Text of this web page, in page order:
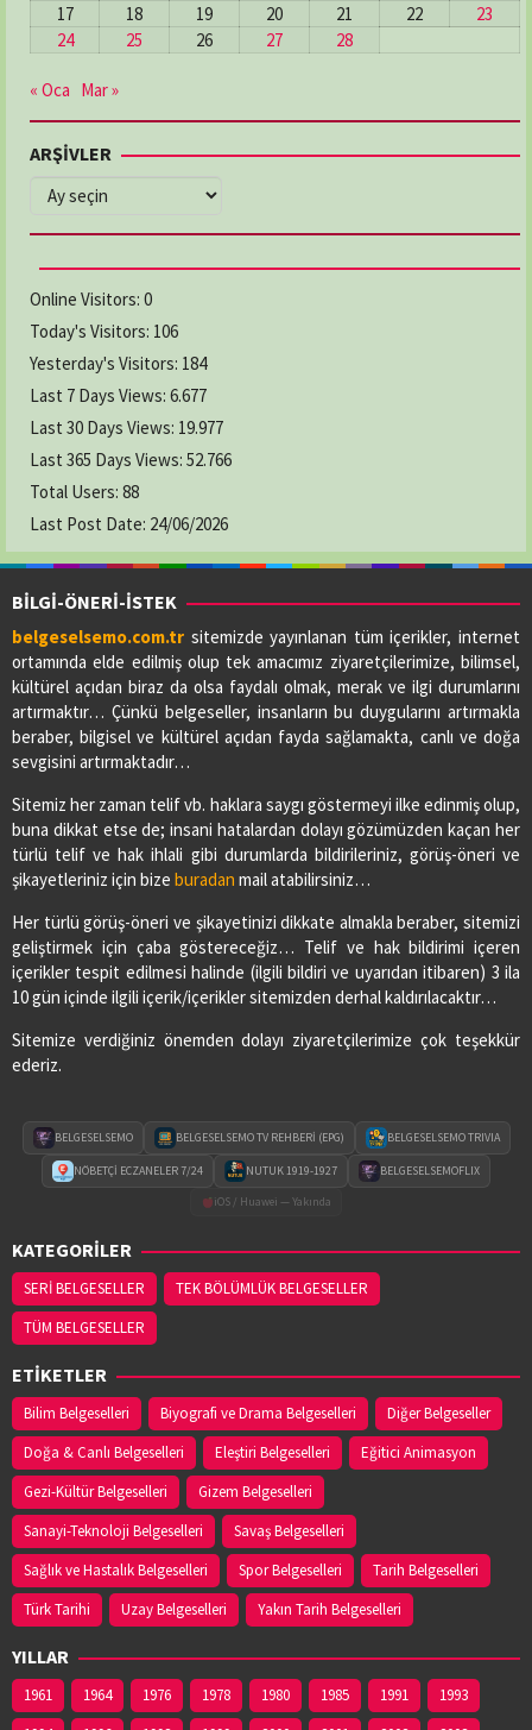
17
18 19 20 21 22
23
24
25 26 27 28
« Oca Mar »
ARŞİVLER
ARŞİVLER
Online Visitors: 0
Today's Visitors: 106
Yesterday's Visitors: 184
Last 7 Days Views: 6.677
Last 30 Days Views: 19.977
Last 365 Days Views: 52.766
Total Users: 88
Last Post Date: 24/06/2026
BİLGİ-ÖNERİ-İSTEK
belgeselsemo.com.tr sitemizde yayınlanan tüm içerikler, internet
ortamında elde edilmiş olup tek amacımız ziyaretçilerimize, bilimsel,
kültürel açıdan biraz da olsa faydalı olmak, merak ve ilgi durumlarını
artırmaktır… Çünkü belgeseller, insanların bu duygularını artırmakla
beraber, bilgisel ve kültürel açıdan fayda sağlamakta, canlı ve doğa
sevgisini artırmaktadır…
Sitemiz her zaman telif vb. haklara saygı göstermeyi ilke edinmiş olup,
buna dikkat etse de; insani hatalardan dolayı gözümüzden kaçan her
türlü telif ve hak ihlali gibi durumlarda bildirileriniz, görüş-öneri ve
şikayetleriniz için bize buradan mail atabilirsiniz…
Her türlü görüş-öneri ve şikayetinizi dikkate almakla beraber, sitemizi
geliştirmek için çaba göstereceğiz… Telif ve hak bildirimi içeren
içerikler tespit edilmesi halinde (ilgili bildiri ve uyarıdan itibaren) 3 ila
10 gün içinde ilgili içerik/içerikler sitemizden derhal kaldırılacaktır…
Sitemize verdiğiniz önemden dolayı ziyaretçilerimize çok teşekkür
ederiz.
BELGESELSEMO BELGESELSEMO TV REHBERİ (EPG) BELGESELSEMO TRIVIA
NÖBETÇİ ECZANELER 7/24 NUTUK 1919-1927
BELGESELSEMOFLIX
iOS / Huawei — Yakında
KATEGORİLER
SERİ BELGESELLER
TEK BÖLÜMLÜK BELGESELLER
TÜM BELGESELLER
ETİKETLER
Bilim Belgeselleri Biyografi ve Drama Belgeselleri
Diğer Belgeseller
Doğa & Canlı Belgeselleri
Eleştiri Belgeselleri
Eğitici Animasyon
Gezi-Kültür Belgeselleri
Gizem Belgeselleri
Sanayi-Teknoloji Belgeselleri
Savaş Belgeselleri
Sağlık ve Hastalık Belgeselleri
Spor Belgeselleri
Tarih Belgeselleri
Türk Tarihi
Uzay Belgeselleri Yakın Tarih Belgeselleri
YILLAR
1961 1964 1976 1978 1980 1985 1991
1993